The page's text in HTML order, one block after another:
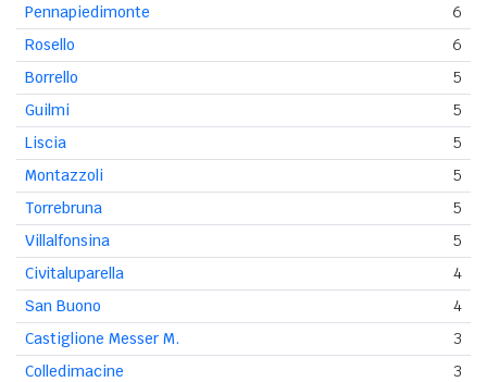
Pennapiedimonte
6
Rosello
6
Borrello
5
Guilmi
5
Liscia
5
Montazzoli
5
Torrebruna
5
Villalfonsina
5
Civitaluparella
4
San Buono
4
Castiglione Messer M.
3
Colledimacine
3